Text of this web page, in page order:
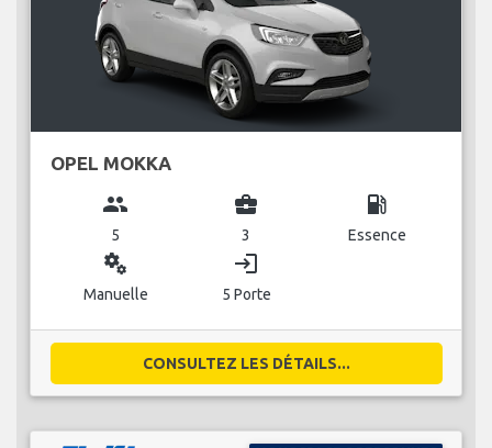
OPEL MOKKA
group
5
business_center
3
local_gas_station
Essence
miscellaneous_services
Manuelle
login
5 Porte
CONSULTEZ LES DÉTAILS...